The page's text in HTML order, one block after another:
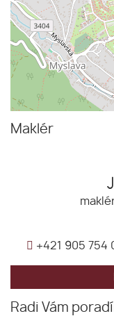
Maklér
+421 905 754
Radi Vám